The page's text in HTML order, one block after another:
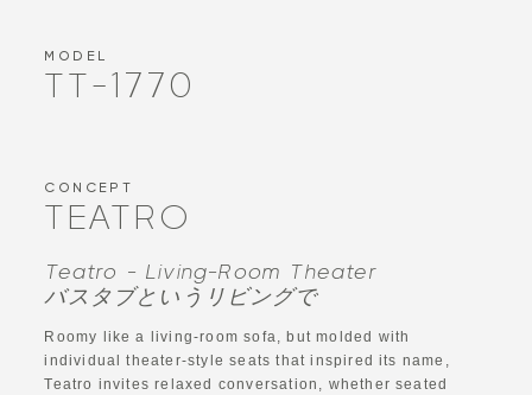
MODEL
TT-1770
CONCEPT
TEATRO
Teatro - Living-Room Theater
バスタブというリビングで
Roomy like a living-room sofa, but molded with
individual theater-style seats that inspired its name,
Teatro invites relaxed conversation, whether seated